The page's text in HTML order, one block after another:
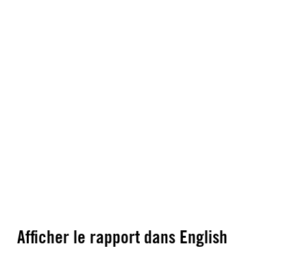
Afficher le rapport dans English